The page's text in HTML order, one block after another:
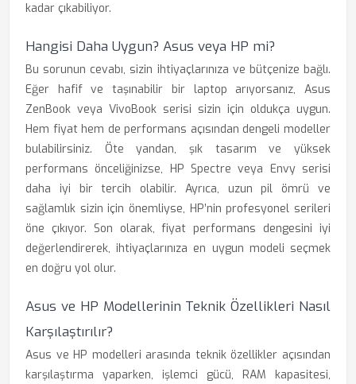
kadar çıkabiliyor.
Hangisi Daha Uygun? Asus veya HP mi?
Bu sorunun cevabı, sizin ihtiyaçlarınıza ve bütçenize bağlı.
Eğer hafif ve taşınabilir bir laptop arıyorsanız, Asus
ZenBook veya VivoBook serisi sizin için oldukça uygun.
Hem fiyat hem de performans açısından dengeli modeller
bulabilirsiniz. Öte yandan, şık tasarım ve yüksek
performans önceliğinizse, HP Spectre veya Envy serisi
daha iyi bir tercih olabilir. Ayrıca, uzun pil ömrü ve
sağlamlık sizin için önemliyse, HP’nin profesyonel serileri
öne çıkıyor. Son olarak, fiyat performans dengesini iyi
değerlendirerek, ihtiyaçlarınıza en uygun modeli seçmek
en doğru yol olur.
Asus ve HP Modellerinin Teknik Özellikleri Nasıl
Karşılaştırılır?
Asus ve HP modelleri arasında teknik özellikler açısından
karşılaştırma yaparken, işlemci gücü, RAM kapasitesi,